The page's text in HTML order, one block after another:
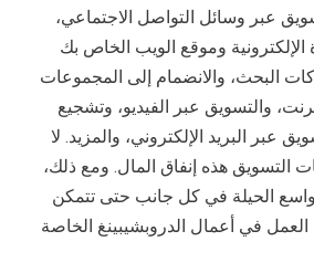
عبر وسائل التواصل الاجتماعي،
وموقع الويب الخاص بك
البحث، والانضمام إلى المجموعات
والتسويق عبر الفيديو، وتشجيع
عبر البريد الإلكتروني، والمزيد. لا
التسويق هذه إنفاق المال. ومع ذلك،
الحيلة في كل جانب حتى تتمكن
في أعمال الدروبشيبينغ الخاصة